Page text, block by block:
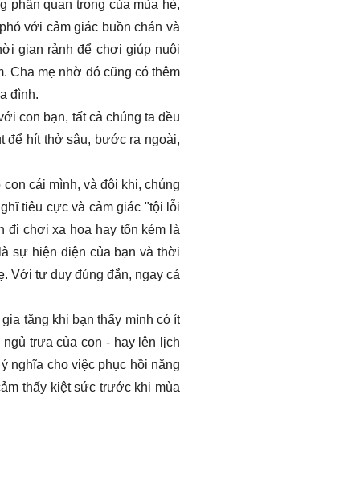
phần quan trọng của mùa hè,
với cảm giác buồn chán và
gian rảnh để chơi giúp nuôi
Cha mẹ nhờ đó cũng có thêm
đình.
con bạn, tất cả chúng ta đều
để hít thở sâu, bước ra ngoài,
cái mình, và đôi khi, chúng
tiêu cực và cảm giác "tội lỗi
đi chơi xa hoa hay tốn kém là
sự hiện diện của bạn và thời
Với tư duy đúng đắn, ngay cả
tăng khi bạn thấy mình có ít
trưa của con - hay lên lịch
nghĩa cho việc phục hồi năng
thấy kiệt sức trước khi mùa